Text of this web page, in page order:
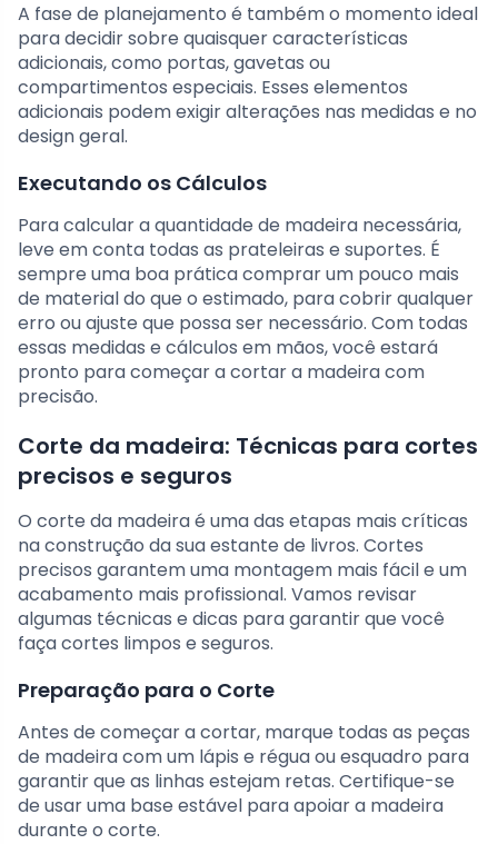
A fase de planejamento é também o momento ideal
para decidir sobre quaisquer características
adicionais, como portas, gavetas ou
compartimentos especiais. Esses elementos
adicionais podem exigir alterações nas medidas e no
design geral.
Executando os Cálculos
Para calcular a quantidade de madeira necessária,
leve em conta todas as prateleiras e suportes. É
sempre uma boa prática comprar um pouco mais
de material do que o estimado, para cobrir qualquer
erro ou ajuste que possa ser necessário. Com todas
essas medidas e cálculos em mãos, você estará
pronto para começar a cortar a madeira com
precisão.
Corte da madeira: Técnicas para cortes
precisos e seguros
O corte da madeira é uma das etapas mais críticas
na construção da sua estante de livros. Cortes
precisos garantem uma montagem mais fácil e um
acabamento mais profissional. Vamos revisar
algumas técnicas e dicas para garantir que você
faça cortes limpos e seguros.
Preparação para o Corte
Antes de começar a cortar, marque todas as peças
de madeira com um lápis e régua ou esquadro para
garantir que as linhas estejam retas. Certifique-se
de usar uma base estável para apoiar a madeira
durante o corte.